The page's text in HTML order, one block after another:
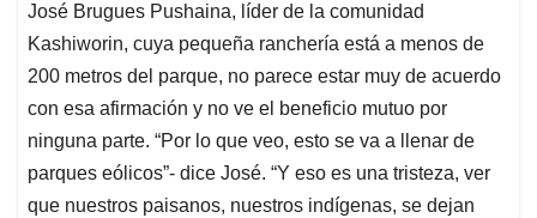
José Brugues Pushaina, líder de la comunidad
Kashiworin, cuya pequeña ranchería está a menos de
200 metros del parque, no parece estar muy de acuerdo
con esa afirmación y no ve el beneficio mutuo por
ninguna parte. “Por lo que veo, esto se va a llenar de
parques eólicos”- dice José. “Y eso es una tristeza, ver
que nuestros paisanos, nuestros indígenas, se dejan